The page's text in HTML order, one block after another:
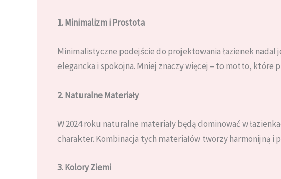
1. Minimalizm i Prostota
Minimalistyczne podejście do projektowania łazienek
elegancka i spokojna. Mniej znaczy więcej – to motto, które
2. Naturalne Materiały
W 2024 roku naturalne materiały będą dominować w
charakter. Kombinacja tych materiałów tworzy harmonijną i
3. Kolory Ziemi